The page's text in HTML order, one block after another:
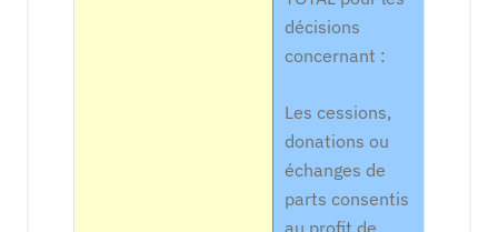
décisions
concernant :
Les cessions,
donations ou
échanges de
parts consentis